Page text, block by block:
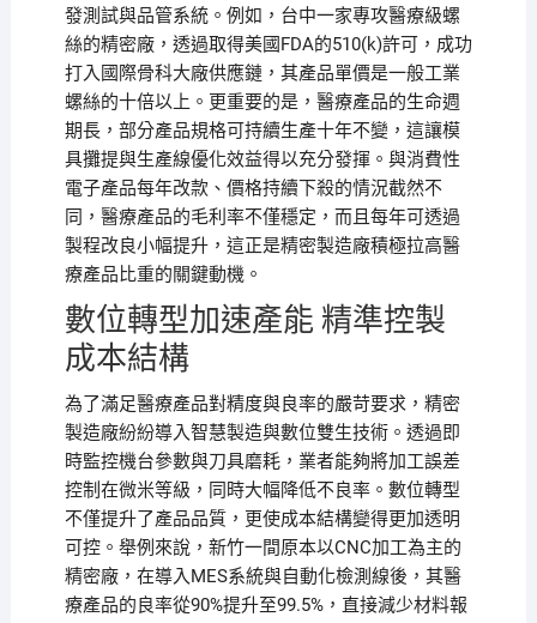
發測試與品管系統。例如，台中一家專攻醫療級螺
絲的精密廠，透過取得美國FDA的510(k)許可，成功
打入國際骨科大廠供應鏈，其產品單價是一般工業
螺絲的十倍以上。更重要的是，醫療產品的生命週
期長，部分產品規格可持續生產十年不變，這讓模
具攤提與生產線優化效益得以充分發揮。與消費性
電子產品每年改款、價格持續下殺的情況截然不
同，醫療產品的毛利率不僅穩定，而且每年可透過
製程改良小幅提升，這正是精密製造廠積極拉高醫
療產品比重的關鍵動機。
數位轉型加速產能 精準控製
成本結構
為了滿足醫療產品對精度與良率的嚴苛要求，精密
製造廠紛紛導入智慧製造與數位雙生技術。透過即
時監控機台參數與刀具磨耗，業者能夠將加工誤差
控制在微米等級，同時大幅降低不良率。數位轉型
不僅提升了產品品質，更使成本結構變得更加透明
可控。舉例來說，新竹一間原本以CNC加工為主的
精密廠，在導入MES系統與自動化檢測線後，其醫
療產品的良率從90%提升至99.5%，直接減少材料報